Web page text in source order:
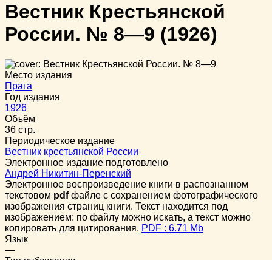
Вестник Крестьянской
России. № 8—9 (1926)
Место издания
Прага
Год издания
1926
Объём
36 стр.
Периодическое издание
Вестник крестьянской России
Электронное издание подготовлено
Андрей Никитин-Перенский
Электронное воспроизведение книги в распознанном
текстовом pdfфайле с сохранением фотографического
изображения страниц книги. Текст находится под
изображением: по файлу можно искать, а текст можно
копировать для цитирования. PDF : 6.71 Mb
Язык
—